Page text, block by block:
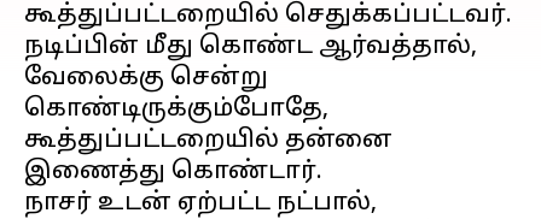
கூத்துப்பட்டறையில் செதுக்கப்பட்டவர்.
நடிப்பின் மீது கொண்ட ஆர்வத்தால்,
வேலைக்கு சென்று
கொண்டிருக்கும்போதே,
கூத்துப்பட்டறையில் தன்னை
இணைத்து கொண்டார்.
நாசர் உடன் ஏற்பட்ட நட்பால்,